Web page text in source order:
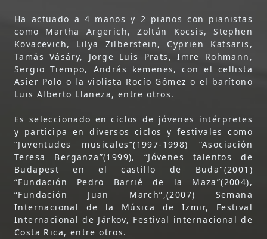
Ha actuado a 4 manos y 2 pianos con pianistas
como Martha Argerich, Zoltán Kocsis, Stephen
Kovacevich, Lilya Zilberstein, Cyprien Katsaris,
Tamás Vásáry, Jorge Luis Prats, Imre Rohmann,
Sergio Tiempo, András kemenes, con el cellista
Asier Polo o la violista Rocío Gómez o el barítono
Luis Alberto Llaneza, entre otros.
Es seleccionado en ciclos de jóvenes intérpretes
y participa en diversos ciclos y festivales como
“Juventudes musicales”(1997-1998) “Asociación
Teresa Berganza”(1999), “Jóvenes talentos de
Budapest en el castillo de Buda"(2001)
“Fundación Pedro Barrié de la Maza”(2004),
“Fundación Juan March”,(2007) Semana
Internacional de la Música de Izmir, Festival
Internacional de Járkov, Festival internacional de
Costa Rica, entre otros.